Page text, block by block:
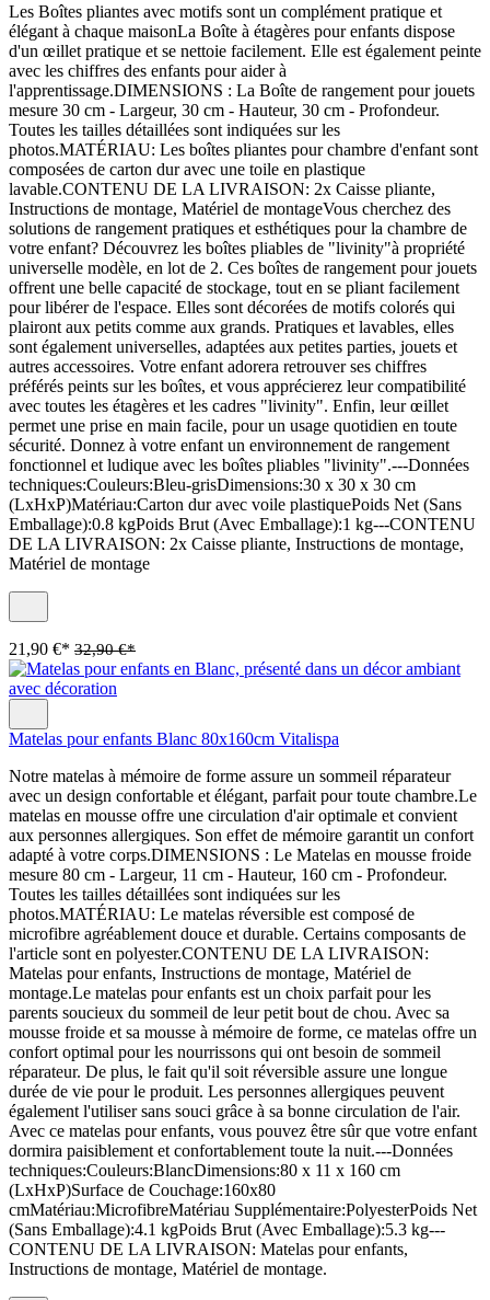
Les Boîtes pliantes avec motifs sont un complément pratique et
élégant à chaque maisonLa Boîte à étagères pour enfants dispose
d'un œillet pratique et se nettoie facilement. Elle est également peinte
avec les chiffres des enfants pour aider à
l'apprentissage.DIMENSIONS : La Boîte de rangement pour jouets
mesure 30 cm - Largeur, 30 cm - Hauteur, 30 cm - Profondeur.
Toutes les tailles détaillées sont indiquées sur les
photos.MATÉRIAU: Les boîtes pliantes pour chambre d'enfant sont
composées de carton dur avec une toile en plastique
lavable.CONTENU DE LA LIVRAISON: 2x Caisse pliante,
Instructions de montage, Matériel de montageVous cherchez des
solutions de rangement pratiques et esthétiques pour la chambre de
votre enfant? Découvrez les boîtes pliables de "livinity"à propriété
universelle modèle, en lot de 2. Ces boîtes de rangement pour jouets
offrent une belle capacité de stockage, tout en se pliant facilement
pour libérer de l'espace. Elles sont décorées de motifs colorés qui
plairont aux petits comme aux grands. Pratiques et lavables, elles
sont également universelles, adaptées aux petites parties, jouets et
autres accessoires. Votre enfant adorera retrouver ses chiffres
préférés peints sur les boîtes, et vous apprécierez leur compatibilité
avec toutes les étagères et les cadres "livinity". Enfin, leur œillet
permet une prise en main facile, pour un usage quotidien en toute
sécurité. Donnez à votre enfant un environnement de rangement
fonctionnel et ludique avec les boîtes pliables "livinity".---Données
techniques:Couleurs:Bleu-grisDimensions:30 x 30 x 30 cm
(LxHxP)Matériau:Carton dur avec voile plastiquePoids Net (Sans
Emballage):0.8 kgPoids Brut (Avec Emballage):1 kg---CONTENU
DE LA LIVRAISON: 2x Caisse pliante, Instructions de montage,
Matériel de montage
21,90 €* 32,90 €*
Matelas pour enfants Blanc 80x160cm Vitalispa
Notre matelas à mémoire de forme assure un sommeil réparateur
avec un design confortable et élégant, parfait pour toute chambre.Le
matelas en mousse offre une circulation d'air optimale et convient
aux personnes allergiques. Son effet de mémoire garantit un confort
adapté à votre corps.DIMENSIONS : Le Matelas en mousse froide
mesure 80 cm - Largeur, 11 cm - Hauteur, 160 cm - Profondeur.
Toutes les tailles détaillées sont indiquées sur les
photos.MATÉRIAU: Le matelas réversible est composé de
microfibre agréablement douce et durable. Certains composants de
l'article sont en polyester.CONTENU DE LA LIVRAISON:
Matelas pour enfants, Instructions de montage, Matériel de
montage.Le matelas pour enfants est un choix parfait pour les
parents soucieux du sommeil de leur petit bout de chou. Avec sa
mousse froide et sa mousse à mémoire de forme, ce matelas offre un
confort optimal pour les nourrissons qui ont besoin de sommeil
réparateur. De plus, le fait qu'il soit réversible assure une longue
durée de vie pour le produit. Les personnes allergiques peuvent
également l'utiliser sans souci grâce à sa bonne circulation de l'air.
Avec ce matelas pour enfants, vous pouvez être sûr que votre enfant
dormira paisiblement et confortablement toute la nuit.---Données
techniques:Couleurs:BlancDimensions:80 x 11 x 160 cm
(LxHxP)Surface de Couchage:160x80
cmMatériau:MicrofibreMatériau Supplémentaire:PolyesterPoids Net
(Sans Emballage):4.1 kgPoids Brut (Avec Emballage):5.3 kg---
CONTENU DE LA LIVRAISON: Matelas pour enfants,
Instructions de montage, Matériel de montage.